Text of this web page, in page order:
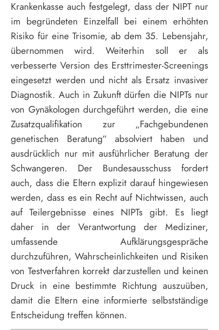
Krankenkasse auch festgelegt, dass der NIPT nur
im begründeten Einzelfall bei einem erhöhten
Risiko für eine Trisomie, ab dem 35. Lebensjahr,
übernommen wird. Weiterhin soll er als
verbesserte Version des Ersttrimester-Screenings
eingesetzt werden und nicht als Ersatz invasiver
Diagnostik. Auch in Zukunft dürfen die NIPTs nur
von Gynäkologen durchgeführt werden, die eine
Zusatzqualifikation zur „Fachgebundenen
genetischen Beratung“ absolviert haben und
ausdrücklich nur mit ausführlicher Beratung der
Schwangeren. Der Bundesausschuss fordert
auch, dass die Eltern explizit darauf hingewiesen
werden, dass es ein Recht auf Nichtwissen, auch
auf Teilergebnisse eines NIPTs gibt. Es liegt
daher in der Verantwortung der Mediziner,
umfassende Aufklärungsgespräche
durchzuführen, Wahrscheinlichkeiten und Risiken
von Testverfahren korrekt darzustellen und keinen
Druck in eine bestimmte Richtung auszuüben,
damit die Eltern eine informierte selbstständige
Entscheidung treffen können.